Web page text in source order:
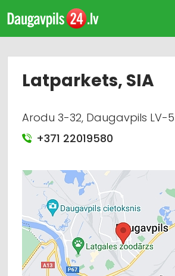
Latparkets, SIA
Arodu 3-32, Daugavpils LV-
+371 22019580